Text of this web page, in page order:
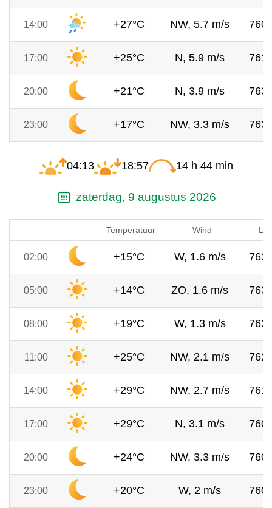
14:00 +27°C NW, 5.7 m/s 760
17:00 +25°C N, 5.9 m/s 761
20:00 +21°C N, 3.9 m/s 763
23:00 +17°C NW, 3.3 m/s 763
04:13 18:57 14 h 44 min
zaterdag, 9 augustus 2026
Temperatuur Wind
02:00 +15°C W, 1.6 m/s 763
05:00 +14°C ZO, 1.6 m/s 763
08:00 +19°C W, 1.3 m/s 763
11:00 +25°C NW, 2.1 m/s 762
14:00 +29°C NW, 2.7 m/s 761
17:00 +29°C N, 3.1 m/s 760
20:00 +24°C NW, 3.3 m/s 760
23:00 +20°C W, 2 m/s 760